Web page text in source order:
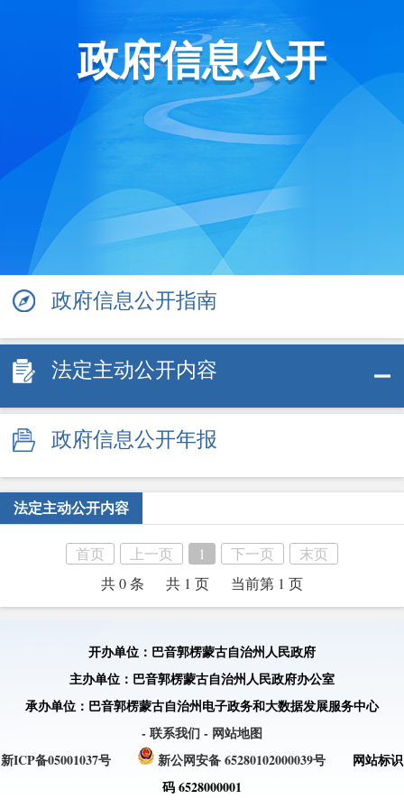
政府信息公开
政府信息公开指南
法定主动公开内容
政府信息公开年报
法定主动公开内容
首页 上一页 1 下一页
末页
共 0 条
共 1 页 当前第 1 页
开办单位：巴音郭楞蒙古自治州人民政府
主办单位：巴音郭楞蒙古自治州人民政府办公室
承办单位：巴音郭楞蒙古自治州电子政务和大数据发展服务中心
- 联系我们- 网站地图
新ICP备05001037号
新公网安备 65280102000039号
网站标识
码 6528000001